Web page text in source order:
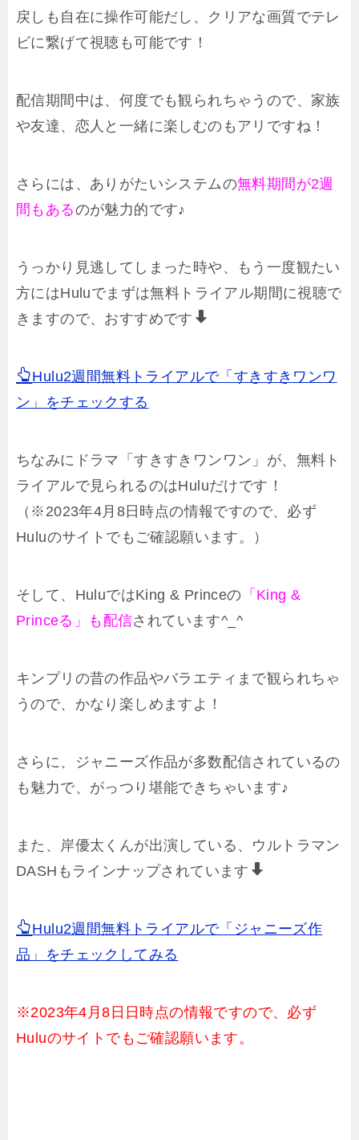
戻しも自在に操作可能だし、クリアな画質でテレ
ビに繋げて視聴も可能です！
配信期間中は、何度でも観られちゃうので、家族
や友達、恋人と一緒に楽しむのもアリですね！
さらには、ありがたいシステムの無料期間が2週
間もあるのが魅力的です♪
うっかり見逃してしまった時や、もう一度観たい
方にはHuluでまずは無料トライアル期間に視聴で
きますので、おすすめです
Hulu2週間無料トライアルで「すきすきワンワ
ン」をチェックする
ちなみにドラマ「すきすきワンワン」が、無料ト
ライアルで見られるのはHuluだけです！
（※2023年4月8日時点の情報ですので、必ず
Huluのサイトでもご確認願います。）
そして、HuluではKing & Princeの 「King &
Princeる」も配信されています^_^
キンプリの昔の作品やバラエティまで観られちゃ
うので、かなり楽しめますよ！
さらに、ジャニーズ作品が多数配信されているの
も魅力で、がっつり堪能できちゃいます♪
また、岸優太くんが出演している、ウルトラマン
DASHもラインナップされています
Hulu2週間無料トライアルで「ジャニーズ作
品」をチェックしてみる
※2023年4月8日日時点の情報ですので、必ず
Huluのサイトでもご確認願います。